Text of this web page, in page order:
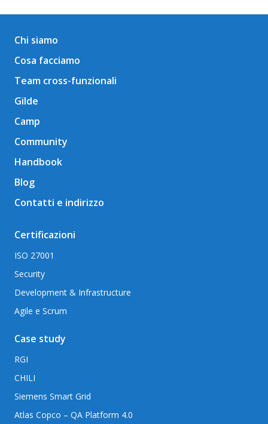
Chi siamo
Cosa facciamo
Team cross-funzionali
Gilde
Camp
Community
Handbook
Blog
Contatti e indirizzo
Certificazioni
ISO 27001
Security
Development & Infrastructure
Agile e Scrum
Case study
RGI
CHILI
Siemens Smart Grid
Atlas Copco – QA Platform 4.0